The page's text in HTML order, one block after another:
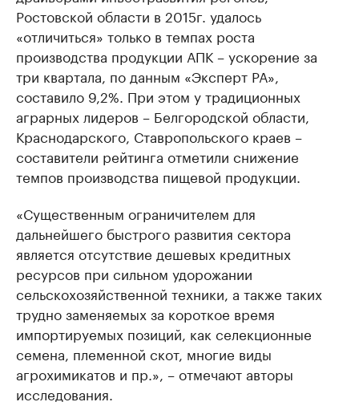
Ростовской области в 2015г. удалось
«отличиться» только в темпах роста
производства продукции АПК – ускорение за
три квартала, по данным «Эксперт РА»,
составило 9,2%. При этом у традиционных
аграрных лидеров – Белгородской области,
Краснодарского, Ставропольского краев –
составители рейтинга отметили снижение
темпов производства пищевой продукции.
«Существенным ограничителем для
дальнейшего быстрого развития сектора
является отсутствие дешевых кредитных
ресурсов при сильном удорожании
сельскохозяйственной техники, а также таких
трудно заменяемых за короткое время
импортируемых позиций, как селекционные
семена, племенной скот, многие виды
агрохимикатов и пр.», – отмечают авторы
исследования.